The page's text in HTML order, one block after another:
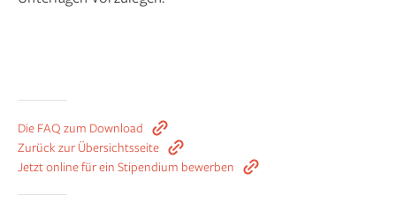
Die FAQ zum Download
Zurück zur Übersichtsseite
Jetzt online für ein Stipendium bewerben